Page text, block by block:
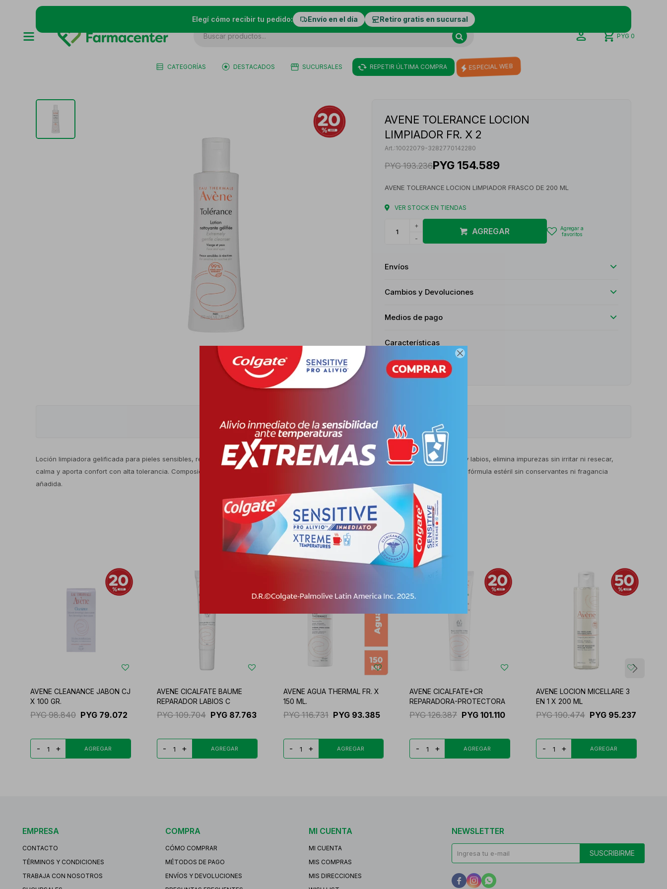

Elegí cómo recibir tu pedido: Envío en el día Retiro gratis en sucursal
CATEGORÍAS DESTACADOS SUCURSALES REPETIR ÚLTIMA COMPRA ESPECIAL WEB
PYG 0
AVENE TOLERANCE LOCION
LIMPIADOR FR. X 2
10022079-3282770142280
PYG 193.236PYG 154.589
AVENE TOLERANCE LOCION LIMPIADOR FRASCO DE 200 ML
VER STOCK EN TIENDAS
+
-
AGREGAR
Envíos
Cambios y Devoluciones
Medios de pago
Características
Receta Venta libre
Descripción
Loción limpiadora gelificada para pieles sensibles, reactivas e intolerantes. Para qué sirve: Limpia y desmaquilla suavemente rostro, ojos y labios, elimina impurezas sin irritar ni resecar,
calma y aporta confort con alta tolerancia. Composición: Agua Termal de Avène calmante, agentes limpiadores suaves de origen natural, fórmula estéril sin conservantes ni fragancia
añadida.
Productos que te pueden interesar
AVENE CLEANANCE JABON CJ
X 100 GR.
PYG 98.840 PYG 79.072
- +
AVENE CICALFATE BAUME
REPARADOR LABIOS C
PYG 109.704 PYG 87.763
- +
AVENE AGUA THERMAL FR. X
150 ML.
PYG 116.731 PYG 93.385
- +
AVENE CICALFATE+CR
REPARADORA-PROTECTORA
PYG 126.387 PYG 101.110
- +
AVENE LOCION MICELLARE 3
EN 1 X 200 ML
PYG 190.474 PYG 95.237
- +
EMPRESA
CONTACTO
TÉRMINOS Y CONDICIONES
TRABAJA CON NOSOTROS
COMPRA
CÓMO COMPRAR
MÉTODOS DE PAGO
ENVÍOS Y DEVOLUCIONES
MI CUENTA
MI CUENTA
MIS COMPRAS
MIS DIRECCIONES
NEWSLETTER
SUSCRIBIRME
  